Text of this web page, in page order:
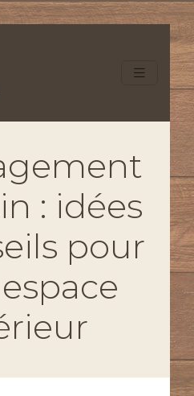
: idées
pour